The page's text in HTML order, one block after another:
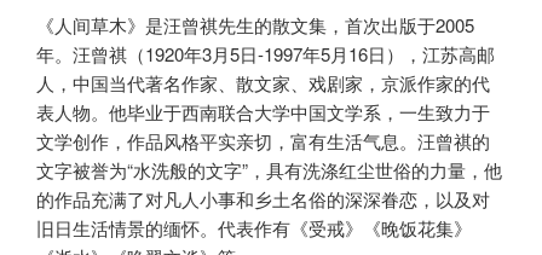
《人间草木》是汪曾祺先生的散文集，首次出版于2005
年。汪曾祺（1920年3月5日-1997年5月16日），江苏高邮
人，中国当代著名作家、散文家、戏剧家，京派作家的代
表人物。他毕业于西南联合大学中国文学系，一生致力于
文学创作，作品风格平实亲切，富有生活气息。汪曾祺的
文字被誉为“水洗般的文字”，具有洗涤红尘世俗的力量，他
的作品充满了对凡人小事和乡土名俗的深深眷恋，以及对
旧日生活情景的缅怀。代表作有《受戒》《晚饭花集》